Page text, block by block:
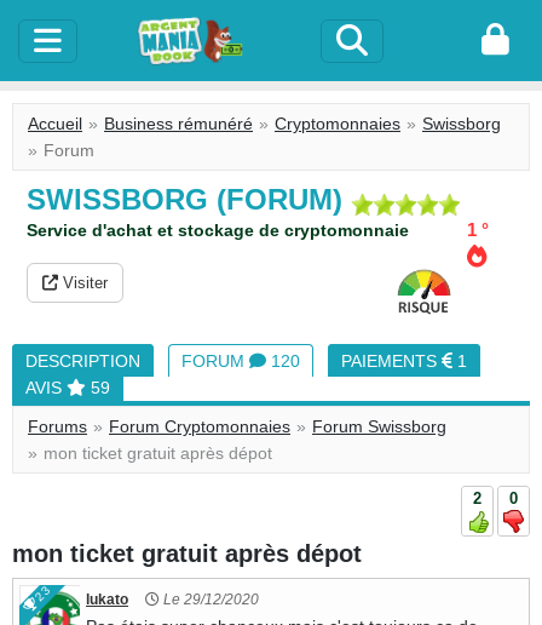
Accueil Business rémunéré Cryptomonnaies
Swissborg
Forum
SWISSBORG (FORUM)
1 °
Service d'achat et stockage de cryptomonnaie
Visiter
DESCRIPTION FORUM 120 PAIEMENTS
1
AVIS
59
Forums
Forum Cryptomonnaies
Forum Swissborg
mon ticket gratuit après dépot
2 0
mon ticket gratuit après dépot
23 lukato Le 29/12/2020